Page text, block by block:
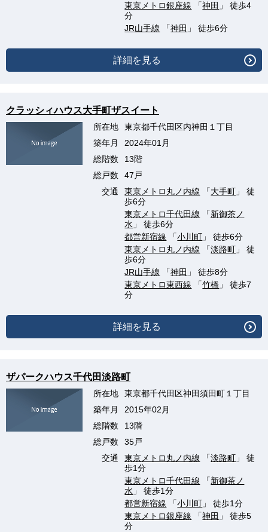
東京メトロ銀座線 「神田 」 徒歩4
分
JR山手線 「神田 」 徒歩6分
詳細を見る
クラッシィハウス大手町ザスイート
所在地
東京都千代田区内神田１丁目
築年月
2024年01月
総階数
13階
総戸数
47戸
交通
東京メトロ丸ノ内線 「大手町 」 徒
歩6分
東京メトロ千代田線 「新御茶ノ
水 」 徒歩6分
都営新宿線 「小川町 」 徒歩6分
東京メトロ丸ノ内線 「淡路町 」 徒
歩6分
JR山手線 「神田 」 徒歩8分
東京メトロ東西線 「竹橋 」 徒歩7
分
詳細を見る
ザパークハウス千代田淡路町
所在地
東京都千代田区神田須田町１丁目
築年月
2015年02月
総階数
13階
総戸数
35戸
交通
東京メトロ丸ノ内線 「淡路町 」 徒
歩1分
東京メトロ千代田線 「新御茶ノ
水 」 徒歩1分
都営新宿線 「小川町 」 徒歩1分
東京メトロ銀座線 「神田 」 徒歩5
分